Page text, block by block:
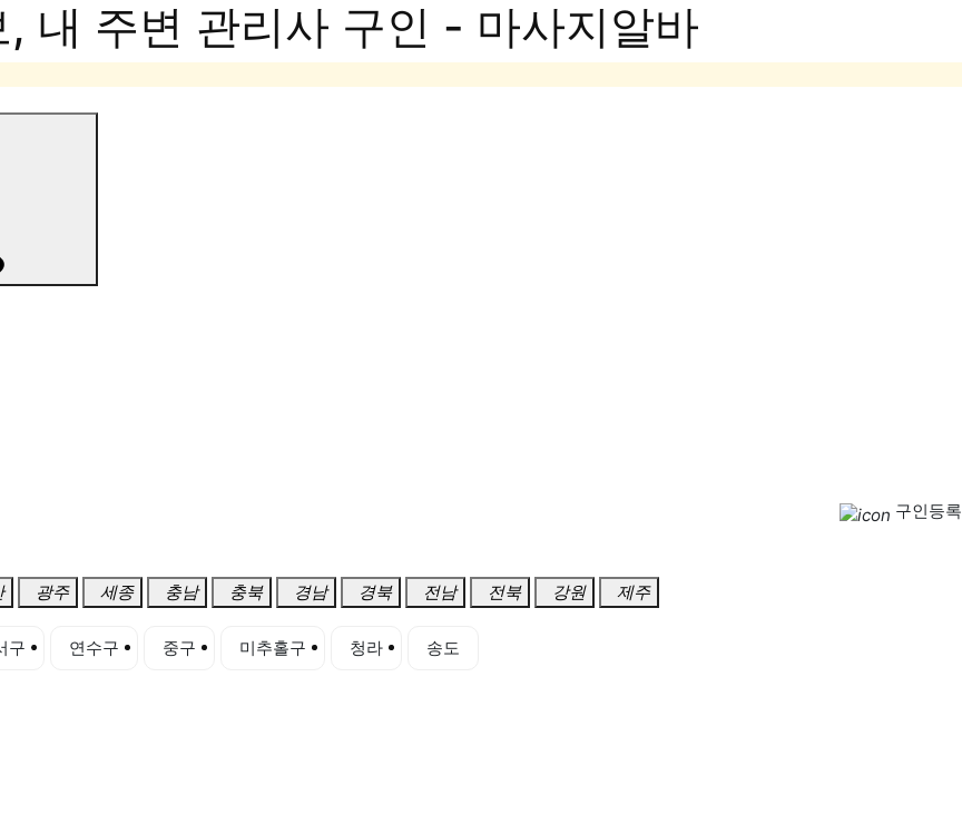
내 주변 관리사 구인 - 마사지알바
구인등록
광주 세종 충남 충북 경남 경북 전남 전북 강원 제주
구 연수구 중구 미추홀구 청라
송도